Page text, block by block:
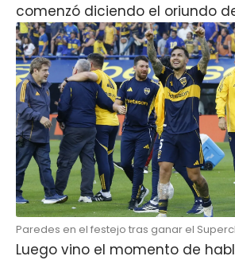
comenzó diciendo el oriundo
Paredes en el festejo tras ganar el
Luego vino el momento de